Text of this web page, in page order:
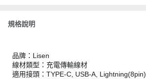
規格說明
品牌：Lisen
線材類型：充電傳輸線材
適用接頭：TYPE-C, USB-A, Lightning(8pin)